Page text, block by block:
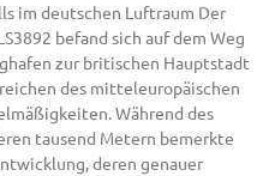
im deutschen Luftraum Der
befand sich auf dem Weg
zur britischen Hauptstadt
des mitteleuropäischen
Während des
tausend Metern bemerkte
deren genauer